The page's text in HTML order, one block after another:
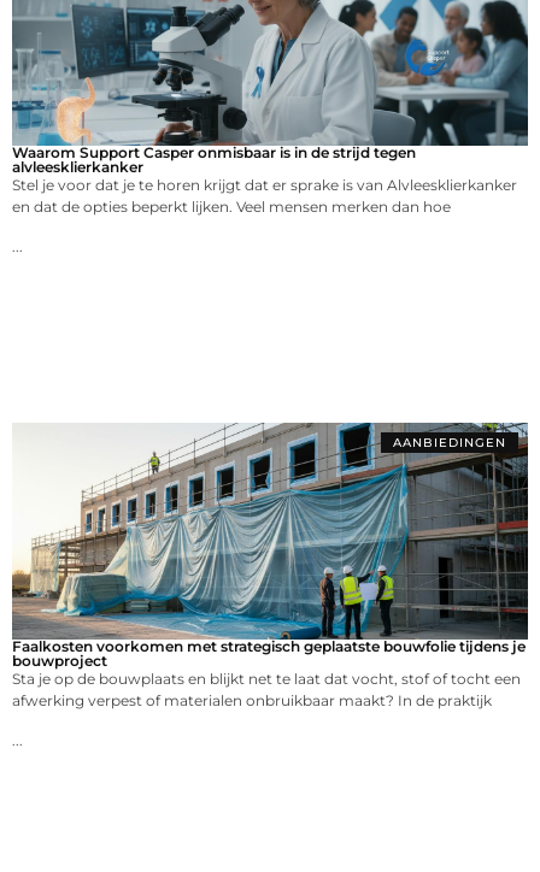
Waarom Support Casper onmisbaar is in de strijd tegen
alvleesklierkanker
Stel je voor dat je te horen krijgt dat er sprake is van Alvleesklierkanker
en dat de opties beperkt lijken. Veel mensen merken dan hoe
AANBIEDINGEN
Faalkosten voorkomen met strategisch geplaatste bouwfolie tijdens je
bouwproject
Sta je op de bouwplaats en blijkt net te laat dat vocht, stof of tocht een
afwerking verpest of materialen onbruikbaar maakt? In de praktijk